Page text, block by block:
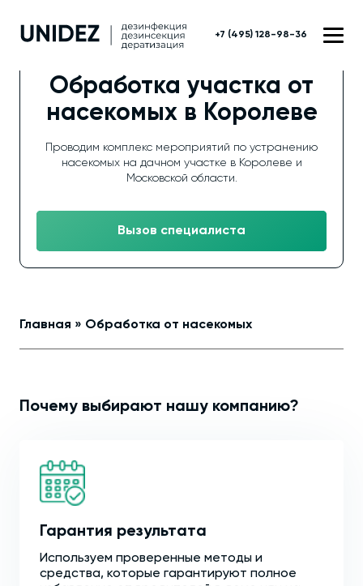
+7 (495) 128-98-36
Обработка участка от
насекомых в Королеве
Проводим комплекс мероприятий по устранению
насекомых на дачном участке в Королеве и
Московской области.
Вызов специалиста
Главная » Обработка от насекомых
Почему выбирают нашу компанию?
Гарантия результата
Используем проверенные методы и
средства, которые гарантируют полное